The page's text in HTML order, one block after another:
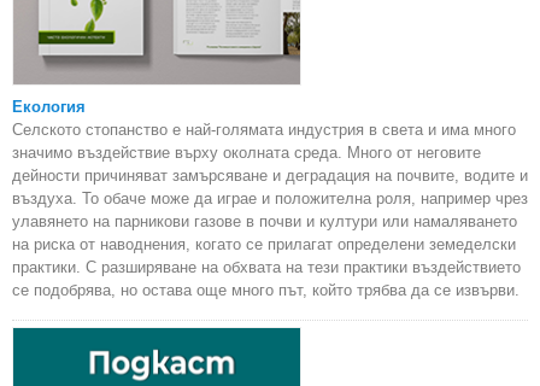
Екология
Селското стопанство е най-голямата индустрия в света и има много
значимо въздействие върху околната среда. Много от неговите
дейности причиняват замърсяване и деградация на почвите, водите и
въздуха. То обаче може да играе и положителна роля, например чрез
улавянето на парникови газове в почви и култури или намаляването
на риска от наводнения, когато се прилагат определени земеделски
практики. С разширяване на обхвата на тези практики въздействието
се подобрява, но остава още много път, който трябва да се извърви.